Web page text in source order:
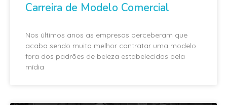
Carreira de Modelo Comercial
Nos últimos anos as empresas perceberam que
acaba sendo muito melhor contratar uma modelo
fora dos padrões de beleza estabelecidos pela
mídia